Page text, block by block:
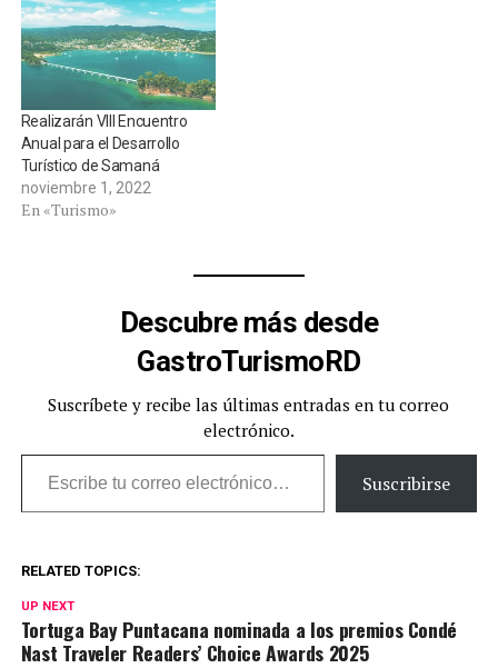
Realizarán VIII Encuentro
Anual para el Desarrollo
Turístico de Samaná
noviembre 1, 2022
En «Turismo»
Descubre más desde
GastroTurismoRD
Suscríbete y recibe las últimas entradas en tu correo
electrónico.
Escribe tu correo electrónico…
Suscribirse
RELATED TOPICS:
UP NEXT
Tortuga Bay Puntacana nominada a los premios Condé
Nast Traveler Readers’ Choice Awards 2025